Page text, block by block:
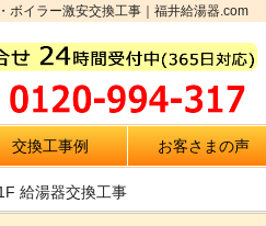
ボイラー激安交換工事｜福井給湯器.com
交換工事例 お客さまの声
給湯器交換工事